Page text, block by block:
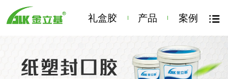
礼盒胶 产品 案例